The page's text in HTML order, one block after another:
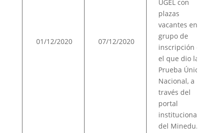
01/12/2020 07/12/2020
UGEL con
plazas
vacantes en el
grupo de
inscripción en
el que dio la
Prueba Única
Nacional, a
través del
portal
institucional
del Minedu.